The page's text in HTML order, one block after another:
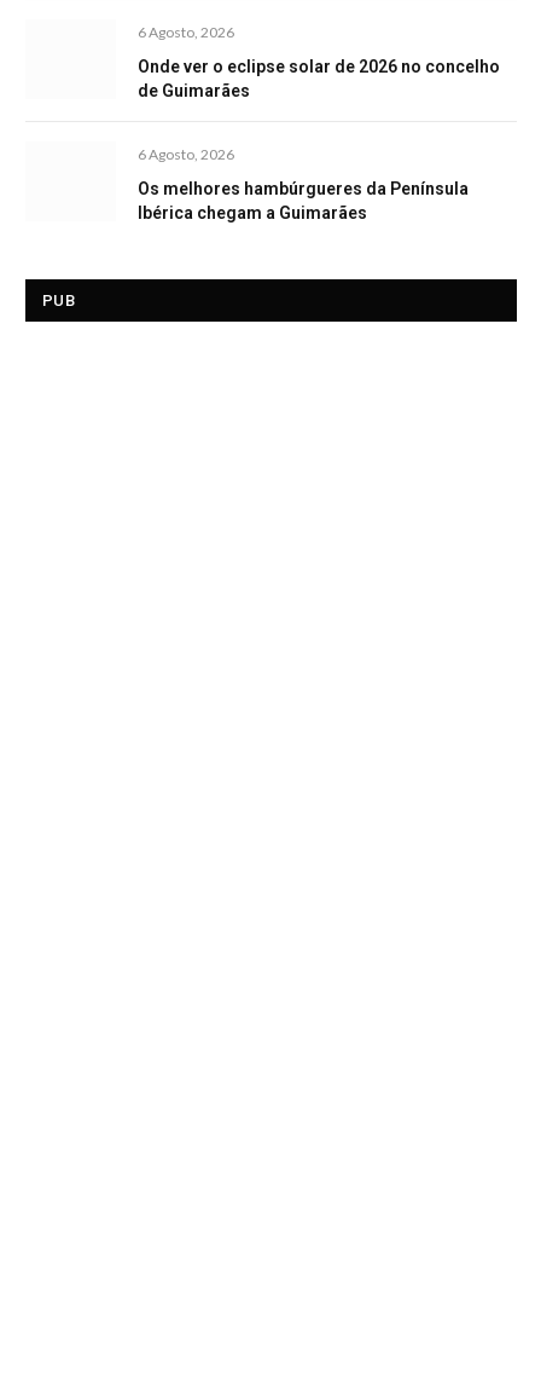
6 Agosto, 2026
Onde ver o eclipse solar de 2026 no concelho
de Guimarães
6 Agosto, 2026
Os melhores hambúrgueres da Península
Ibérica chegam a Guimarães
PUB